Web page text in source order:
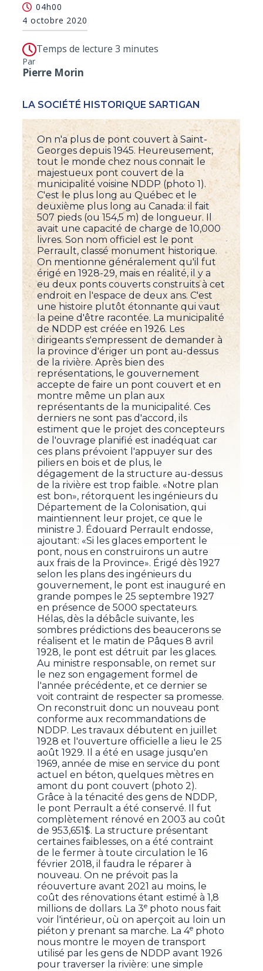
04h00
4 octobre 2020
Temps de lecture 3 minutes
Par
Pierre Morin
LA SOCIÉTÉ HISTORIQUE SARTIGAN
On n'a plus de pont couvert à Saint-
Georges depuis 1945. Heureusement,
tout le monde chez nous connait le
majestueux pont couvert de la
municipalité voisine NDDP (photo 1).
C'est le plus long au Québec et le
deuxième plus long au Canada: il fait
507 pieds (ou 154,5 m) de longueur. Il
avait une capacité de charge de 10,000
livres. Son nom officiel est le pont
Perrault, classé monument historique.
On mentionne généralement qu'il fut
érigé en 1928-29, mais en réalité, il y a
eu deux ponts couverts construits à cet
endroit en l'espace de deux ans. C'est
une histoire plutôt étonnante qui vaut
la peine d'être racontée. La municipalité
de NDDP est créée en 1926. Les
dirigeants s'empressent de demander à
la province d'ériger un pont au-dessus
de la rivière. Après bien des
représentations, le gouvernement
accepte de faire un pont couvert et en
montre même un plan aux
représentants de la municipalité. Ces
derniers ne sont pas d'accord, ils
estiment que le projet des concepteurs
de l'ouvrage planifié est inadéquat car
ces plans prévoient l'appuyer sur des
piliers en bois et de plus, le
dégagement de la structure au-dessus
de la rivière est trop faible. «Notre plan
est bon», rétorquent les ingénieurs du
Département de la Colonisation, qui
maintiennent leur projet, ce que le
ministre J. Édouard Perrault endosse,
ajoutant: «Si les glaces emportent le
pont, nous en construirons un autre
aux frais de la Province». Érigé dès 1927
selon les plans des ingénieurs du
gouvernement, le pont est inauguré en
grande pompes le 25 septembre 1927
en présence de 5000 spectateurs.
Hélas, dès la débâcle suivante, les
sombres prédictions des beaucerons se
réalisent et le matin de Pâques 8 avril
1928, le pont est détruit par les glaces.
Au ministre responsable, on remet sur
le nez son engagement formel de
l'année précédente, et ce dernier se
voit contraint de respecter sa promesse.
On reconstruit donc un nouveau pont
conforme aux recommandations de
NDDP. Les travaux débutent en juillet
1928 et l'ouverture officielle a lieu le 25
août 1929. Il a été en usage jusqu'en
1969, année de mise en service du pont
actuel en béton, quelques mètres en
amont du pont couvert (photo 2).
Grâce à la ténacité des gens de NDDP,
le pont Perrault a été conservé. Il fut
complètement rénové en 2003 au coût
de 953,651$. La structure présentant
certaines faiblesses, on a été contraint
de le fermer à toute circulation le 16
février 2018, il faudra le réparer à
nouveau. On ne prévoit pas la
réouverture avant 2021 au moins, le
coût des rénovations étant estimé à 1,8
millions de dollars. La 3e photo nous fait
voir l'intérieur, où on aperçoit au loin un
piéton y prenant sa marche. La 4e photo
nous montre le moyen de transport
utilisé par les gens de NDDP avant 1926
pour traverser la rivière: une simple